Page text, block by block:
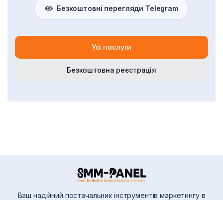
Безкоштовні перегляди Telegram
Усі послуги
Безкоштовна реєстрація
Ваш надійний постачальник інструментів маркетингу в